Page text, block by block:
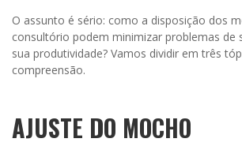
O assunto é sério: como a disposição dos
consultório podem minimizar problemas de
sua produtividade? Vamos dividir em três
compreensão.
AJUSTE DO MOCHO